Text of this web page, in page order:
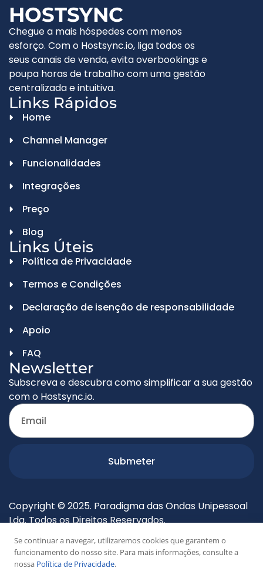
HOSTSYNC
Chegue a mais hóspedes com menos
esforço. Com o Hostsync.io, liga todos os
seus canais de venda, evita overbookings e
poupa horas de trabalho com uma gestão
centralizada e intuitiva.
Links Rápidos
Home
Channel Manager
Funcionalidades
Integrações
Preço
Blog
Links Úteis
Política de Privacidade
Termos e Condições
Declaração de isenção de responsabilidade
Apoio
FAQ
Newsletter
Subscreva e descubra como simplificar a sua gestão
com o Hostsync.io.
Submeter
Copyright © 2025. Paradigma das Ondas Unipessoal
Lda. Todos os Direitos Reservados.
Se continuar a navegar, utilizaremos cookies que garantem o
funcionamento do nosso site. Para mais informações, consulte a
nossa Política de Privacidade.